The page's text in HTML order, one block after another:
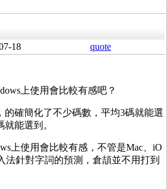
18 quote
上使用會比較有感吧？
的確簡化了不少碼數，平均3碼就能選
能選到。
上使用會比較有感，不管是Mac、iO
法針對字詞的預測，倉頡並不用打到